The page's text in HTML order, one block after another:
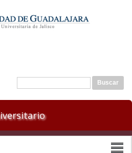
Formulario de búsqueda
Buscar